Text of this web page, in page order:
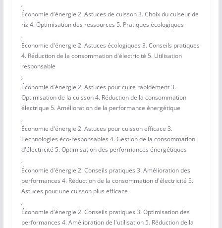
,
Économie d'énergie 2. Astuces de cuisson 3. Choix du cuiseur de
riz 4. Optimisation des ressources 5. Pratiques écologiques
,
Économie d'énergie 2. Astuces écologiques 3. Conseils pratiques
4. Réduction de la consommation d'électricité 5. Utilisation
responsable
,
Économie d'énergie 2. Astuces pour cuire rapidement 3.
Optimisation de la cuisson 4. Réduction de la consommation
électrique 5. Amélioration de la performance énergétique
,
Économie d'énergie 2. Astuces pour cuisson efficace 3.
Technologies éco-responsables 4. Gestion de la consommation
d'électricité 5. Optimisation des performances énergétiques
,
Économie d'énergie 2. Conseils pratiques 3. Amélioration des
performances 4. Réduction de la consommation d'électricité 5.
Astuces pour une cuisson plus efficace
,
Économie d'énergie 2. Conseils pratiques 3. Optimisation des
performances 4. Amélioration de l'utilisation 5. Réduction de la